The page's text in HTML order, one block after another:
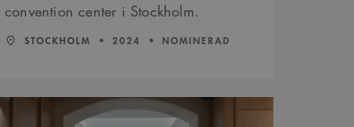
convention center i Stockholm.
LÄN::
STOCKHOLM ÅR:
2024 NOMINERAD
sekretessval för
säkerställer att deras
för